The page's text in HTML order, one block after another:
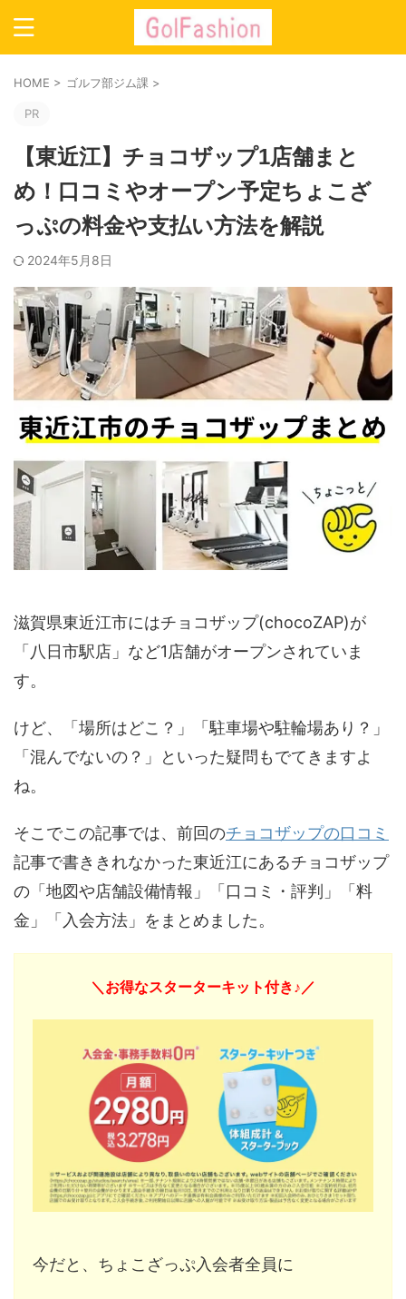
HOME > ゴルフ部ジム課 >
PR
【東近江】チョコザップ1店舗まと
め！口コミやオープン予定ちょこざ
っぷの料金や支払い方法を解説
2024年5月8日
滋賀県東近江市にはチョコザップ(chocoZAP)が
「八日市駅店」など1店舗がオープンされていま
す。
けど、「場所はどこ？」「駐車場や駐輪場あり？」
「混んでないの？」といった疑問もでてきますよ
ね。
そこでこの記事では、前回のチョコザップの口コミ
記事で書ききれなかった東近江にあるチョコザップ
の「地図や店舗設備情報」「口コミ・評判」「料
金」「入会方法」をまとめました。
＼お得なスターターキット付き♪／
今だと、ちょこざっぷ入会者全員に